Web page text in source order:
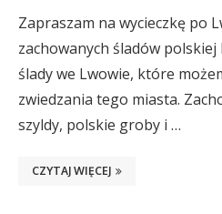
Zapraszam na wycieczkę po
zachowanych śladów
ślady we Lwowie, które
zwiedzania tego miasta.
szyldy, polskie groby i …
CZYTAJ WIĘCEJ